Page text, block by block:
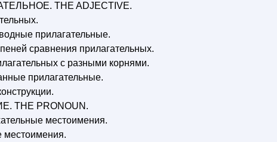
THE ADJECTIVE.
прилагательные.
сравнения прилагательных.
с разными корнями.
прилагательные.
THE PRONOUN.
местоимения.
местоимения.